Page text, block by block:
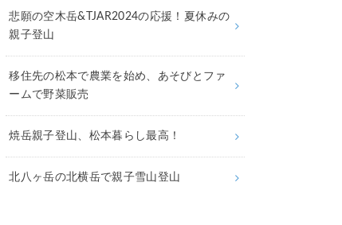
悲願の空木岳&TJAR2024の応援！夏休みの
親子登山
移住先の松本で農業を始め、あそびとファ
ームで野菜販売
焼岳親子登山、松本暮らし最高！
北八ヶ岳の北横岳で親子雪山登山